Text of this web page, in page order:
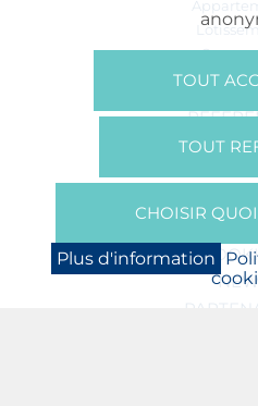
SUR
TOUT
TOUT
CHOISIR
Plus d'information